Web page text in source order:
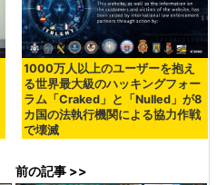
1000万人以上のユーザーを抱え
る世界最大級のハッキングフォー
ラム「Craked」と「Nulled」が8
カ国の法執行機関による協力作戦
で壊滅
前の記事 >>